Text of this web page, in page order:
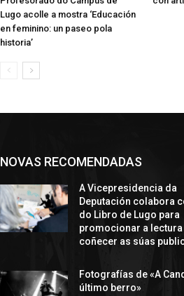
Lugo acolle a mostra ‘Educación
en feminino: un paseo pola
historia’
NOVAS RECOMENDADAS
A Vicepresidencia da
Deputación colabora
do Libro de Lugo para
promocionar a lectura
coñecer as súas
Fotografías de «A
último berro»